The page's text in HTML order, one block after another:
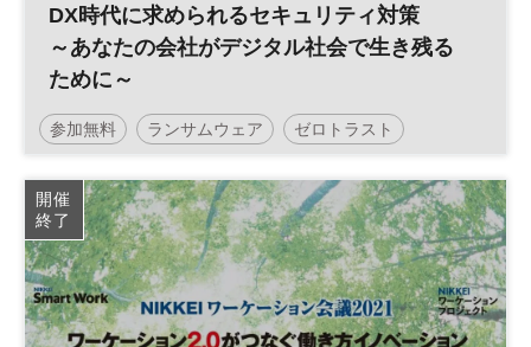
DX時代に求められるセキュリティ対策
～あなたの会社がデジタル社会で生き残る
ために～
参加無料 ランサムウェア ゼロトラスト
セキュリティ テレワーク サイバー攻撃
日経メッセプレミアム・カンファレンス・シリーズ
開催
終了